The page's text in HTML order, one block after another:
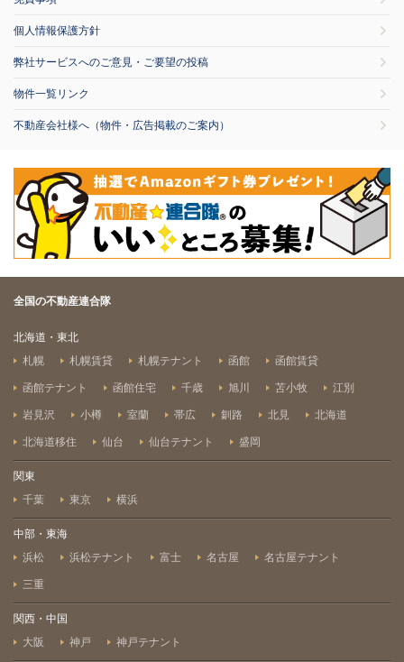
個人情報保護方針
弊社サービスへのご意見・ご要望の投稿
物件一覧リンク
不動産会社様へ（物件・広告掲載のご案内）
全国の不動産連合隊
北海道・東北
札幌
札幌賃貸 札幌テナント 函館 函館賃貸
函館テナント 函館住宅 千歳 旭川 苫小牧 江別
岩見沢 小樽 室蘭 帯広 釧路 北見 北海道
北海道移住 仙台 仙台テナント 盛岡
関東
千葉
東京 横浜
中部・東海
浜松
浜松テナント 富士 名古屋 名古屋テナント
三重
関西・中国
大阪
神戸 神戸テナント